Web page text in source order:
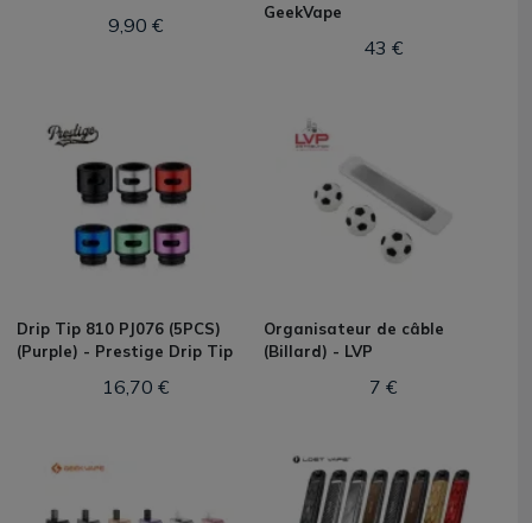
9,90 €
GeekVape
43 €
Drip Tip 810 PJ076 (5PCS)
(Purple) - Prestige Drip Tip
16,70 €
Organisateur de câble
(Billard) - LVP
7 €